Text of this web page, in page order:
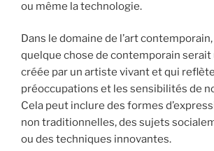
ou même la technologie.
Dans le domaine de l’art
quelque chose de contemporain
créée par un artiste vivant et qui
préoccupations et les sensibilités de
Cela peut inclure des formes
non traditionnelles, des sujets
ou des techniques innovantes.